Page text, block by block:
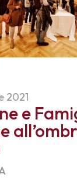
2021
e